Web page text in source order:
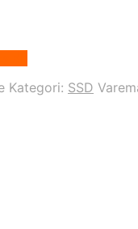
Kategori: SSD